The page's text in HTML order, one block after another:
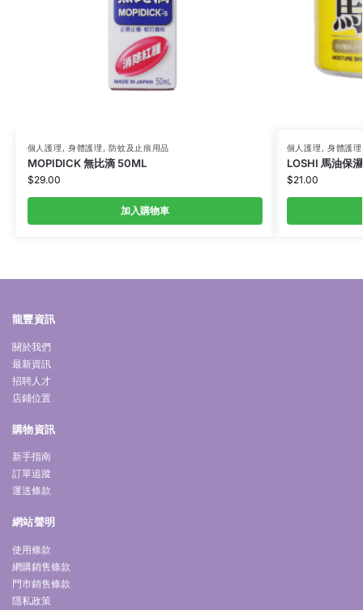
個人護理 , 身體護理 ,防蚊及止痕用品
MOPIDICK 無比滴 50ML
$29.00
加入購物車
個人護理 , 身體護理
LOSHI 馬油保
$21.00
龍豐資訊
關於我們
最新資訊
招聘人才
店鋪位置
購物資訊
新手指南
訂單追蹤
運送條款
網站聲明
使用條款
網購銷售條款
門市銷售條款
隱私政策